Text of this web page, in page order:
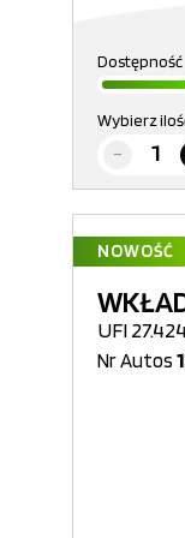
Dostępność
Wybierz
NOWOŚĆ
UFI
Nr Autos